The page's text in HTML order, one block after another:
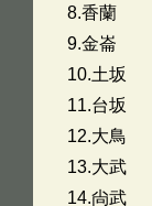
8.香蘭
9.金崙
10.土坂
11.台坂
12.大鳥
13.大武
14.尙武